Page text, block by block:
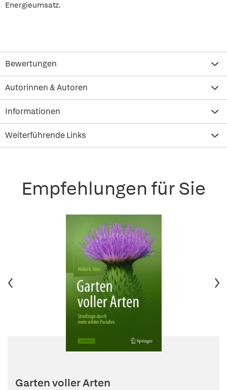
Energieumsatz.
Bewertungen
Autorinnen & Autoren
Informationen
Weiterführende Links
Empfehlungen für Sie
Garten voller Arten